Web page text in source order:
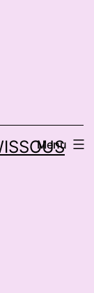
Menu